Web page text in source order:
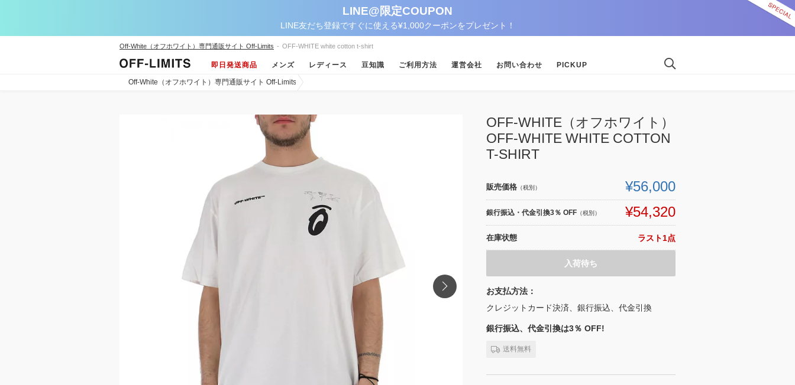
LINE@限定COUPON
LINE友だち登録ですぐに使える¥1,000クーポンをプレゼント！
Off-White（オフホワイト）専門通販サイト Off-Limits - OFF-WHITE white cotton t-shirt
即日発送商品 メンズ レディース 豆知識 ご利用方法 運営会社 お問い合わせ PICKUP
Off-White（オフホワイト）専門通販サイト Off-Limits
OFF-WHITE（オフホワイト）
OFF-WHITE WHITE COTTON
T-SHIRT
販売価格 （税別） ¥56,000
銀行振込・代金引換3％ OFF （税別） ¥54,320
在庫状態 ラスト1点
入荷待ち
お支払方法：
クレジットカード決済、銀行振込、代金引換
銀行振込、代金引換は3％ OFF!
送料無料